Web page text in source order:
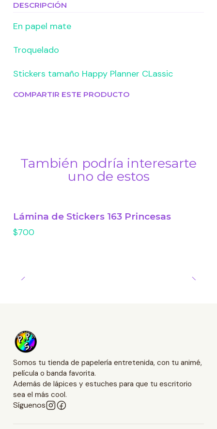
DESCRIPCIÓN
En papel mate
Troquelado
Stickers tamaño Happy Planner CLassic
COMPARTIR ESTE PRODUCTO
También podría interesarte
uno de estos
Lámina de Stickers 163 Princesas
$700
Somos tu tienda de papelería entretenida, con tu animé,
película o banda favorita.
Además de lápices y estuches para que tu escritorio
sea el más cool.
Síguenos